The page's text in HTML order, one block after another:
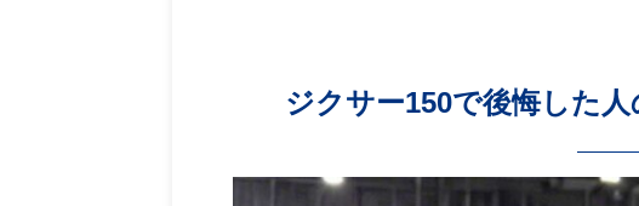
ジクサー150で後悔した